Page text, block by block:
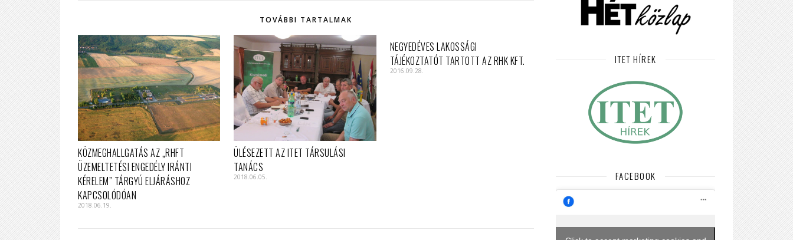
TOVÁBBI TARTALMAK
KÖZMEGHALLGATÁS AZ „RHFT
ÜZEMELTETÉSI ENGEDÉLY IRÁNTI
KÉRELEM” TÁRGYÚ ELJÁRÁSHOZ
KAPCSOLÓDÓAN
2018.06.19.
ÜLÉSEZETT AZ ITET TÁRSULÁSI
TANÁCS
2018.06.05.
NEGYEDÉVES LAKOSSÁGI
TÁJÉKOZTATÓT TARTOTT AZ RHK KFT.
2016.09.28.
ITET HÍREK
FACEBOOK